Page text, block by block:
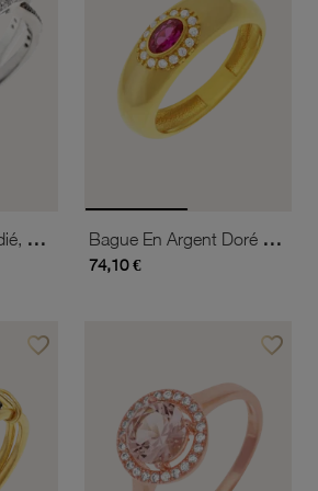
Bague Argent Rhodié, Oxydes De Zirconium Bague En Argent Doré Et Oxydes De Zirconium
74,10 €
favorite_borderAjouter à vos favoris favorite_borderAjouter